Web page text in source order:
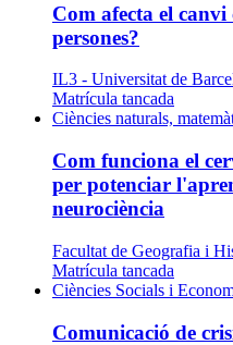
Com afecta el
persones?
IL3 - Universitat de
Matrícula tancada
Ciències naturals,
Com funciona el
per potenciar
neurociència
Facultat de Geografia i
Matrícula tancada
Ciències Socials i
Comunicació de